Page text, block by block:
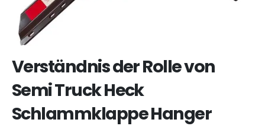
Verständnis der Rolle von
Semi Truck Heck
Schlammklappe Hanger